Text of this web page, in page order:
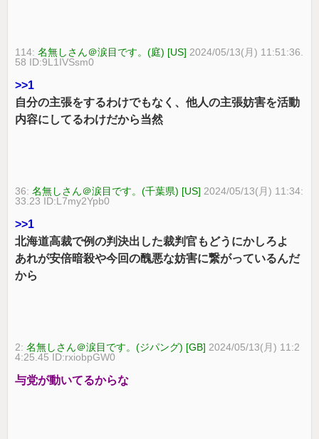
114:名無しさん＠涙目です。(庭) [US] 2024/05/13(月) 11:51:36.
58 ID:9L1IVSsm0
>>1
自分の主張をするわけでもなく、他人の主張妨害を活動
内容にしてるわけだから当然
36:名無しさん＠涙目です。(千葉県) [US] 2024/05/13(月) 11:34:
33.23 ID:L7my2Ypb0
>>1
北海道高裁で例の判決出した裁判官もどうにかしろよ
あれが安倍暗殺や今回の醜悪な妨害に繋がっているんだ
から
2:名無しさん＠涙目です。(ジパング) [GB] 2024/05/13(月) 11:2
4:25.45 ID:rxiobpGW0
与党が動いてるからな